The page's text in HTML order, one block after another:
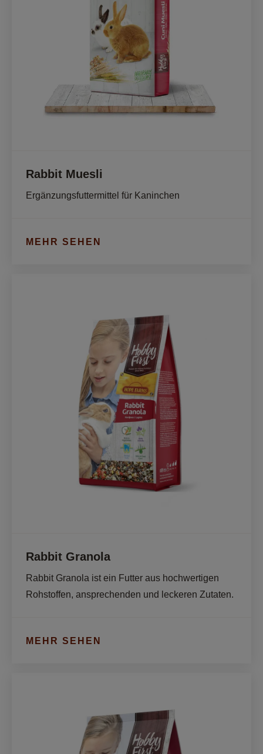
Rabbit Muesli
Ergänzungsfuttermittel für Kaninchen
MEHR SEHEN
Rabbit Granola
Rabbit Granola ist ein Futter aus hochwertigen
Rohstoffen, ansprechenden und leckeren Zutaten.
MEHR SEHEN